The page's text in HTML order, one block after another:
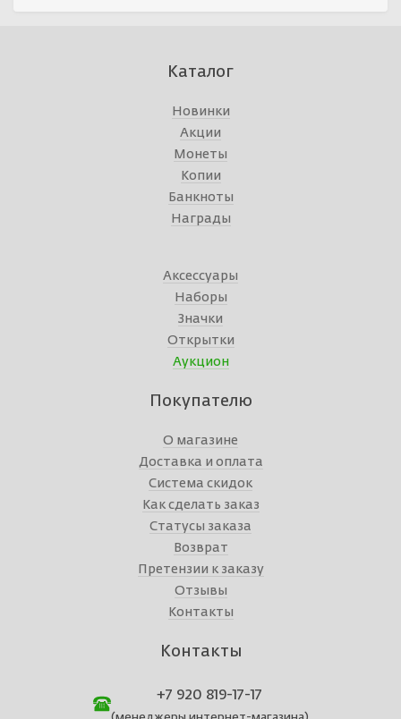
Каталог
Новинки
Акции
Монеты
Копии
Банкноты
Награды
Аксессуары
Наборы
Значки
Открытки
Аукцион
Покупателю
О магазине
Доставка и оплата
Система скидок
Как сделать заказ
Статусы заказа
Возврат
Претензии к заказу
Отзывы
Контакты
Контакты
+7 920 819-17-17